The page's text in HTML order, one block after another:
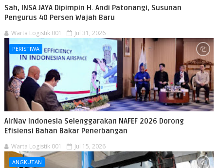
Sah, INSA JAYA Dipimpin H. Andi Patonangi, Susunan
Pengurus 40 Persen Wajah Baru
Warta Logistik 001 Jul 31, 2026
PERISTIWA
AirNav Indonesia Selenggarakan NAFEF 2026 Dorong
Efisiensi Bahan Bakar Penerbangan
Warta Logistik 001 Jul 15, 2026
ANGKUTAN